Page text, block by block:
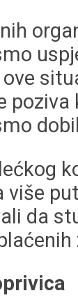
poziva
više
da